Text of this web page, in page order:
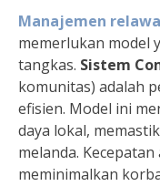
Manajemen
memerlukan model
tangkas. Sistem
komunitas) adalah
efisien. Model ini
daya lokal,
melanda.
meminimalkan